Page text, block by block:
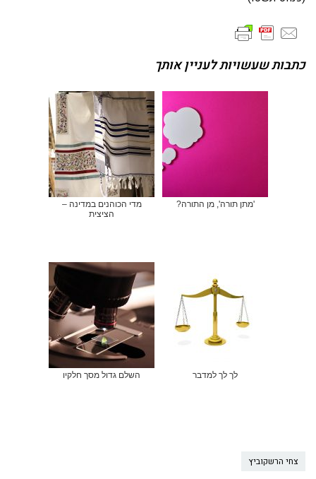
כתבות שעשויות לעניין אותך
'מתן תורה', מן התורה?
מדי הכוהנים במדינה –
הציצית
לך לך למדבר השלם גדול מסך חלקיו
צחי הרשקוביץ